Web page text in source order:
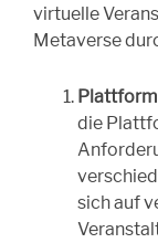
virtuelle
Metaverse
die
sich auf